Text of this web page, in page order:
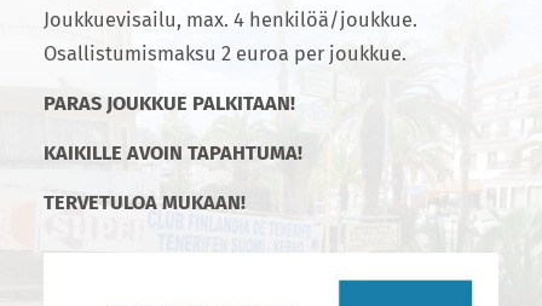
Joukkuevisailu, max. 4 henkilöä/joukkue.
Osallistumismaksu 2 euroa per joukkue.
PARAS JOUKKUE PALKITAAN!
KAIKILLE AVOIN TAPAHTUMA!
TERVETULOA MUKAAN!